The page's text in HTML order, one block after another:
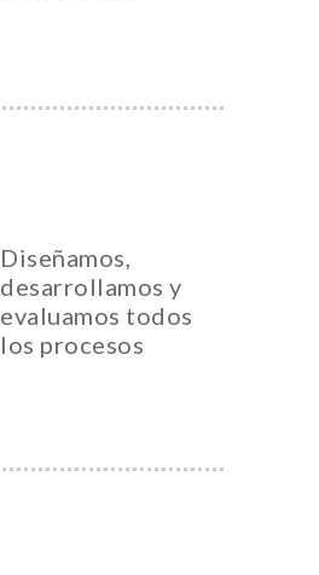
Diseñamos,
desarrollamos y
evaluamos todos
los procesos